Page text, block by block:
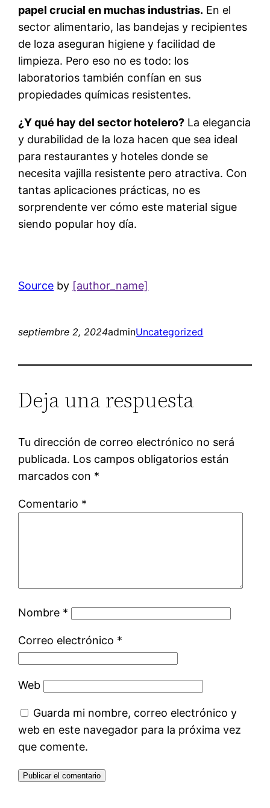
papel crucial en muchas industrias. En el
sector alimentario, las bandejas y recipientes
de loza aseguran higiene y facilidad de
limpieza. Pero eso no es todo: los
laboratorios también confían en sus
propiedades químicas resistentes.
¿Y qué hay del sector hotelero? La elegancia
y durabilidad de la loza hacen que sea ideal
para restaurantes y hoteles donde se
necesita vajilla resistente pero atractiva. Con
tantas aplicaciones prácticas, no es
sorprendente ver cómo este material sigue
siendo popular hoy día.
Source by [author_name]
septiembre 2, 2024adminUncategorized
Deja una respuesta
Tu dirección de correo electrónico no será
publicada. Los campos obligatorios están
marcados con *
Comentario *
Nombre *
Correo electrónico *
Web
Guarda mi nombre, correo electrónico y
web en este navegador para la próxima vez
que comente.